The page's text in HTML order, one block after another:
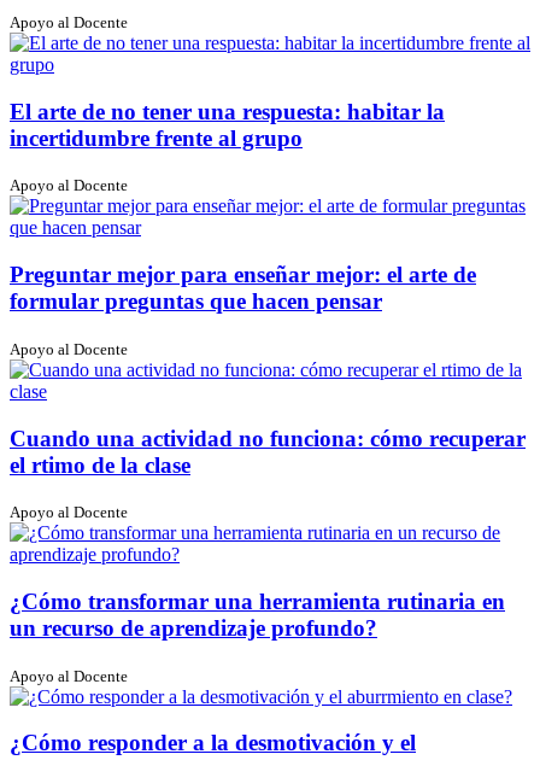
Apoyo al Docente
El arte de no tener una respuesta: habitar la
incertidumbre frente al grupo
Apoyo al Docente
Preguntar mejor para enseñar mejor: el arte de
formular preguntas que hacen pensar
Apoyo al Docente
Cuando una actividad no funciona: cómo recuperar
el rtimo de la clase
Apoyo al Docente
¿Cómo transformar una herramienta rutinaria en
un recurso de aprendizaje profundo?
Apoyo al Docente
¿Cómo responder a la desmotivación y el